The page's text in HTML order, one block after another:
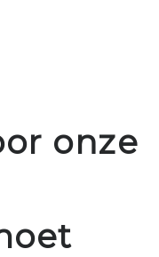
onze